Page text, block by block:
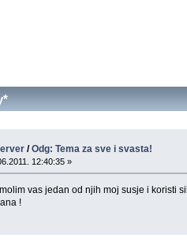
/Odg: Tema za sve i svasta!
12:40:35 »
vas jedan od njih moj susje i koristi
!